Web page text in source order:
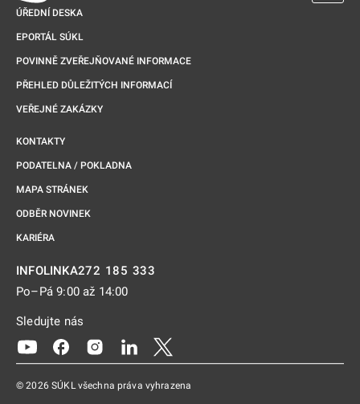
ÚŘEDNÍ DESKA
EPORTÁL SÚKL
POVINNĚ ZVEŘEJŇOVANÉ INFORMACE
PŘEHLED DŮLEŽITÝCH INFORMACÍ
VEŘEJNÉ ZAKÁZKY
KONTAKTY
PODATELNA / POKLADNA
MAPA STRÁNEK
ODBĚR NOVINEK
KARIÉRA
INFOLINKA272 185 333
Po–Pá 9:00 až 14:00
Sledujte nás
Odkaz se otevře na nové kartě
Odkaz se otevře na nové kartě
Odkaz se otevře na nové kartě
Odkaz se otevře na nové kartě
© 2026 SÚKL všechna práva vyhrazena